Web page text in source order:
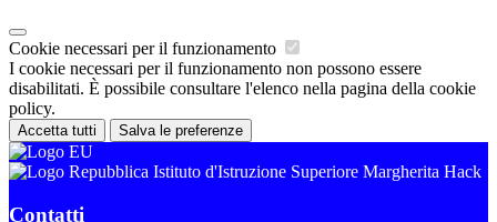
Cookie necessari per il funzionamento
I cookie necessari per il funzionamento non possono essere
disabilitati. È possibile consultare l'elenco nella pagina della cookie
policy.
Accetta tutti Salva le preferenze
Istituto d'Istruzione Superiore Margherita Hack
Contatti